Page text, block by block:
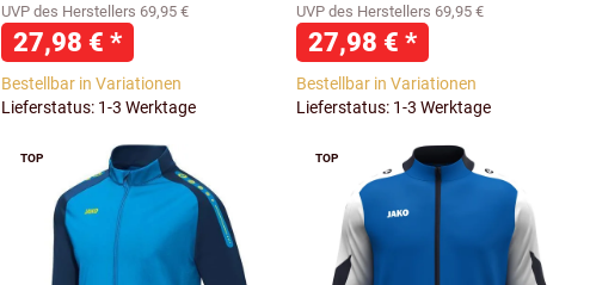
UVP des Herstellers 69,95 €
27,98 € *
Bestellbar in Variationen
Lieferstatus: 1-3 Werktage
UVP des Herstellers 69,95 €
27,98 € *
Bestellbar in Variationen
Lieferstatus: 1-3 Werktage
TOP TOP